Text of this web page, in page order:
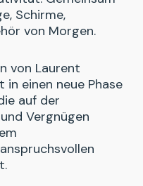
Schirme,
von Morgen.
von Laurent
einen neue Phase
auf der
Vergnügen